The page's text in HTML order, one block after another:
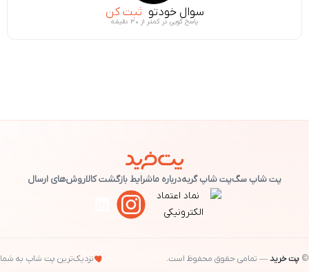
سوال خودتو ثبت کن
پاسخ گویی در کمتر از ۳۰ دقیقه
پت شاپ سگپت شاپ گربهدرباره ماشرایط بازگشت کالاروش‌های ارسال
© پت خرید— تمامی حقوق محفوظ است. نزدیک‌ترین پت شاپ به شما